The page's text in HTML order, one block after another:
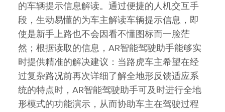
的车辆提示信息解读。通过便捷的人机交互手
段，生动易懂的为车主解读车辆提示信息，即
使是新手上路也不会因看不懂图标而一脸茫
然；根据读取的信息，AR智能驾驶助手能够实
时提供精准的解决建议：当路虎车主希望在经
过复杂路况前再次详细了解全地形反馈适应系
统的特点时，AR智能驾驶助手可及时进行全地
形模式的功能演示，从而协助车主在驾驶过程